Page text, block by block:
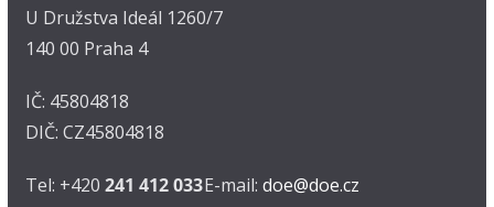
U Družstva Ideál 1260/7
140 00 Praha 4
IČ: 45804818
DIČ: CZ45804818
Tel: +420 241 412 033E-mail: doe@doe.cz